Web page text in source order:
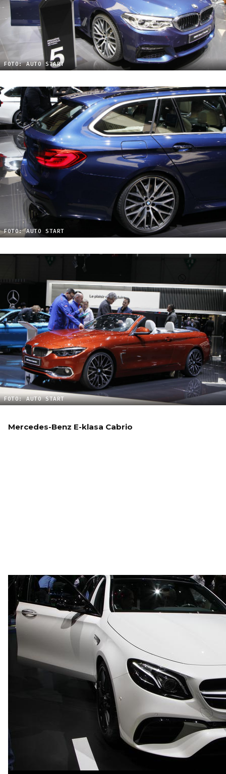
FOTO: AUTO START
FOTO: AUTO START
FOTO: AUTO START
Mercedes-Benz E-klasa Cabrio